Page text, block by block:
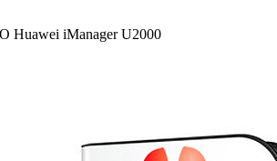
Huawei iManager U2000